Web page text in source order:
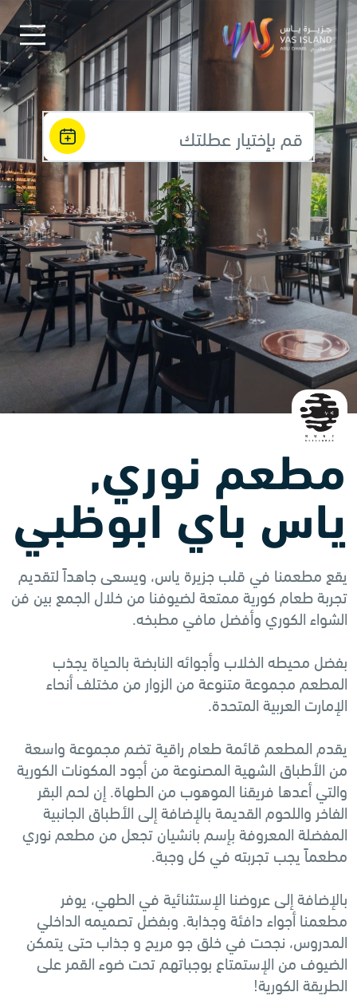
قم بإختيار عطلتك
مطعم نوري,
ياس باي ابوظبي
يقع مطعمنا في قلب جزيرة ياس، ويسعى جاهداً لتقديم
تجربة طعام كورية ممتعة لضيوفنا من خلال الجمع بين فن
الشواء الكوري وأفضل مافي مطبخه.
بفضل محيطه الخلاب وأجوائه النابضة بالحياة يجذب
المطعم مجموعة متنوعة من الزوار من مختلف أنحاء
الإمارت العربية المتحدة.
يقدم المطعم قائمة طعام راقية تضم مجموعة واسعة
من الأطباق الشهية المصنوعة من أجود المكونات الكورية
والتي أعدها فريقنا الموهوب من الطهاة. إن لحم البقر
الفاخر واللحوم القديمة بالإضافة إلى الأطباق الجانبية
المفضلة المعروفة بإسم بانشيان تجعل من مطعم نوري
مطعماً يجب تجربته في كل وجبة.
بالإضافة إلى عروضنا الإستثنائية في الطهي، يوفر
مطعمنا أجواء دافئة وجذابة. وبفضل تصميمه الداخلي
المدروس، نجحت في خلق جو مريح و جذاب حتى يتمكن
الضيوف من الإستمتاع بوجباتهم تحت ضوء القمر على
الطريقة الكورية!